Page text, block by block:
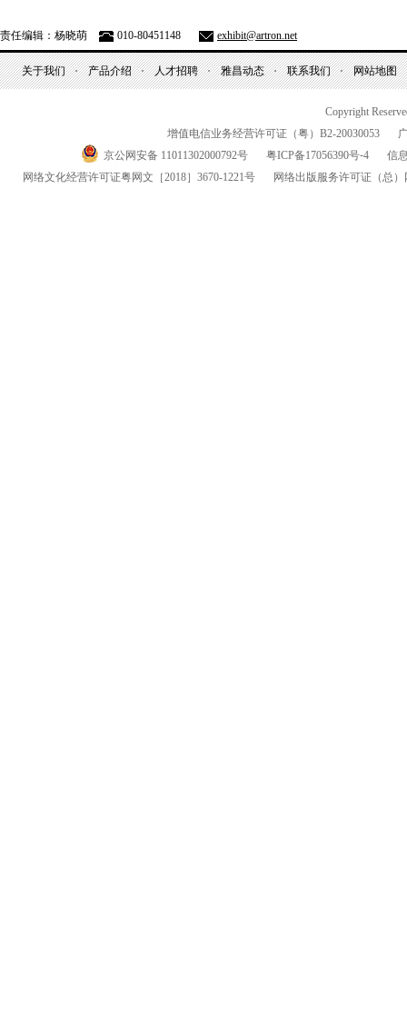
责任编辑：杨晓萌 010-80451148 exhibit@artron.net
关于我们 产品介绍 人才招聘 雅昌动态 联系我们 网站地图
Copyright
增值电信业务经营许可证（粤） B2-20030053
京公网安备 11011302000792号
粤ICP备17056390号-4
信
网络文化经营许可证粤网文 ［2018］3670-1221号 网络出版服务许可证 （总